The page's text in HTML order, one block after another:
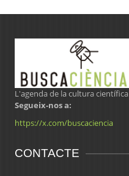
L'agenda de la cultura científica
Segueix-nos a:
https://x.com/buscaciencia
CONTACTE